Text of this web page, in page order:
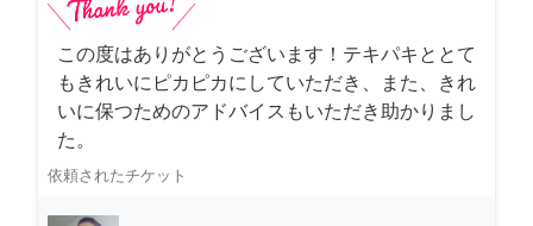
この度はありがとうございます！テキパキととて
もきれいにピカピカにしていただき、また、きれ
いに保つためのアドバイスもいただき助かりまし
た。
依頼されたチケット